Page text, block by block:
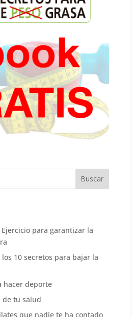
para garantizar la
10 secretos para bajar la
hacer deporte
de tu salud
que nadie te ha contado